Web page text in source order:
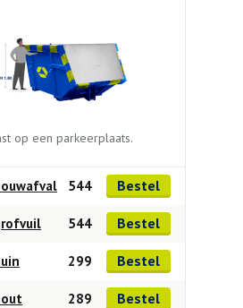
op een parkeerplaats.
544 Bestel
544 Bestel
299 Bestel
289 Bestel